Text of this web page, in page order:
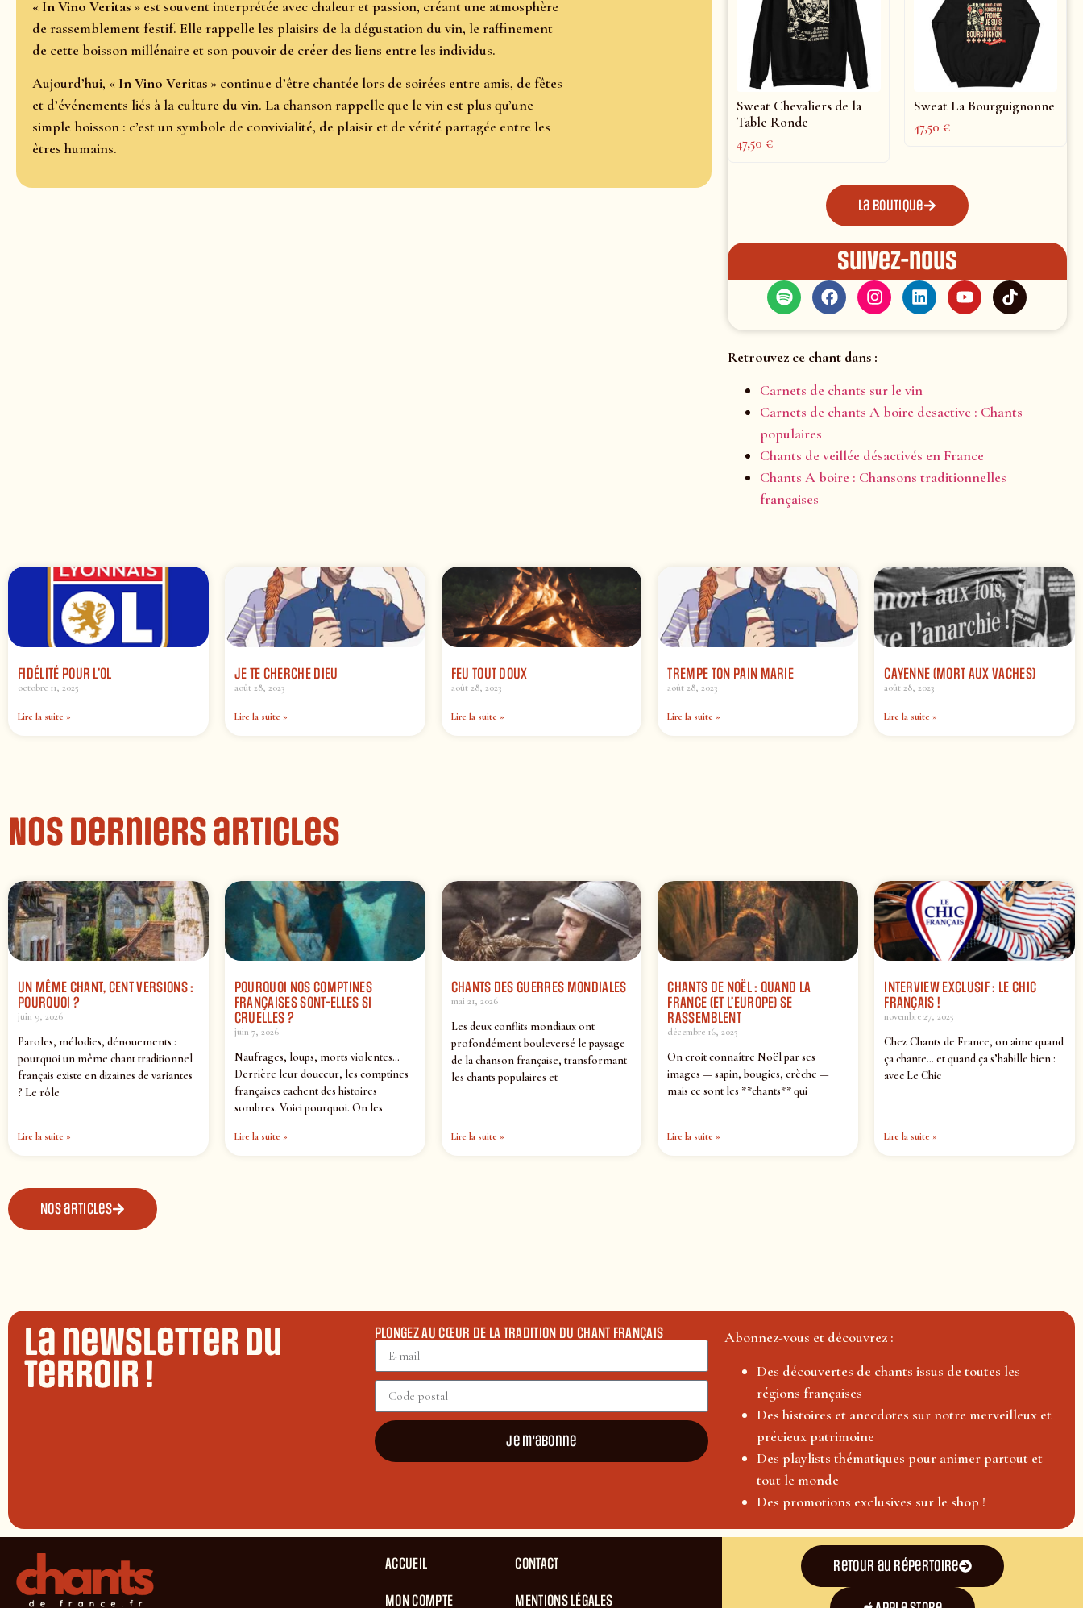
« In Vino Veritas » est souvent interprétée avec chaleur et passion, créant une atmosphère
de rassemblement festif. Elle rappelle les plaisirs de la dégustation du vin, le raffinement
de cette boisson millénaire et son pouvoir de créer des liens entre les individus.
Aujourd’hui, « In Vino Veritas » continue d’être chantée lors de soirées entre amis, de fêtes
et d’événements liés à la culture du vin. La chanson rappelle que le vin est plus qu’une
simple boisson : c’est un symbole de convivialité, de plaisir et de vérité partagée entre les
êtres humains.
Sweat Chevaliers de la
Table Ronde
47,50€
Sweat La Bourguignonne
47,50€
La boutique
Suivez-nous
Retrouvez ce chant dans :
Carnets de chants sur le vin
Carnets de chants A boire desactive : Chants
populaires
Chants de veillée désactivés en France
Chants A boire : Chansons traditionnelles
françaises
FIDÉLITÉ POUR L’OL
octobre 11, 2025
Lire la suite »
JE TE CHERCHE DIEU
août 28, 2023
Lire la suite »
FEU TOUT DOUX
août 28, 2023
Lire la suite »
TREMPE TON PAIN MARIE
août 28, 2023
Lire la suite »
CAYENNE (MORT AUX VACHES)
août 28, 2023
Lire la suite »
Nos derniers articles
UN MÊME CHANT, CENT VERSIONS :
POURQUOI ?
juin 9, 2026
Paroles, mélodies, dénouements :
pourquoi un même chant traditionnel
français existe en dizaines de variantes
? Le rôle
Lire la suite »
POURQUOI NOS COMPTINES
FRANÇAISES SONT-ELLES SI
CRUELLES ?
juin 7, 2026
Naufrages, loups, morts violentes…
Derrière leur douceur, les comptines
françaises cachent des histoires
sombres. Voici pourquoi. On les
Lire la suite »
CHANTS DES GUERRES MONDIALES
mai 21, 2026
Les deux conflits mondiaux ont
profondément bouleversé le paysage
de la chanson française, transformant
les chants populaires et
Lire la suite »
CHANTS DE NOËL : QUAND LA
FRANCE (ET L’EUROPE) SE
RASSEMBLENT
décembre 16, 2025
On croit connaître Noël par ses
images — sapin, bougies, crèche —
mais ce sont les **chants** qui
Lire la suite »
INTERVIEW EXCLUSIF : LE CHIC
FRANÇAIS !
novembre 27, 2025
Chez Chants de France, on aime quand
ça chante… et quand ça s’habille bien :
avec Le Chic
Lire la suite »
Nos articles
La newsletter du
terroir !
PLONGEZ AU CŒUR DE LA TRADITION DU CHANT FRANÇAIS
Je m'abonne
Abonnez-vous et découvrez :
Des découvertes de chants issus de toutes les
régions françaises
Des histoires et anecdotes sur notre merveilleux et
précieux patrimoine
Des playlists thématiques pour animer partout et
tout le monde
Des promotions exclusives sur le shop !
ACCUEIL
MON COMPTE
CONTACT
MENTIONS LÉGALES
Retour au répertoire